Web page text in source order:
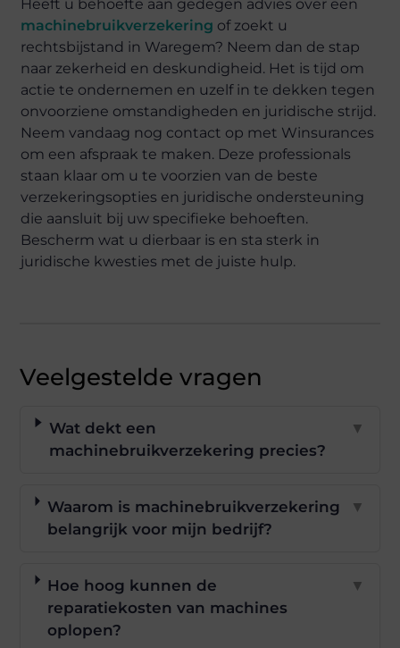
Heeft u behoefte aan gedegen advies over een
machinebruikverzekering of zoekt u
rechtsbijstand in Waregem? Neem dan de stap
naar zekerheid en deskundigheid. Het is tijd om
actie te ondernemen en uzelf in te dekken tegen
onvoorziene omstandigheden en juridische strijd.
Neem vandaag nog contact op met Winsurances
om een afspraak te maken. Deze professionals
staan klaar om u te voorzien van de beste
verzekeringsopties en juridische ondersteuning
die aansluit bij uw specifieke behoeften.
Bescherm wat u dierbaar is en sta sterk in
juridische kwesties met de juiste hulp.
Veelgestelde vragen
Wat dekt een
machinebruikverzekering precies?
▼
Waarom is machinebruikverzekering
belangrijk voor mijn bedrijf?
▼
Hoe hoog kunnen de
reparatiekosten van machines
oplopen?
▼